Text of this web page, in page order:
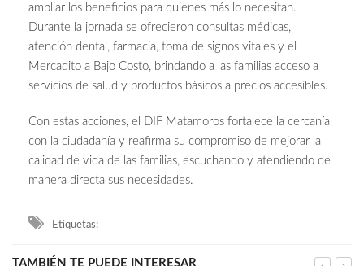
ampliar los beneficios para quienes más lo necesitan.
Durante la jornada se ofrecieron consultas médicas,
atención dental, farmacia, toma de signos vitales y el
Mercadito a Bajo Costo, brindando a las familias acceso a
servicios de salud y productos básicos a precios accesibles.
Con estas acciones, el DIF Matamoros fortalece la cercanía
con la ciudadanía y reafirma su compromiso de mejorar la
calidad de vida de las familias, escuchando y atendiendo de
manera directa sus necesidades.
Etiquetas:
TAMBIÉN TE PUEDE INTERESAR